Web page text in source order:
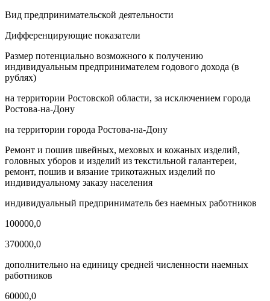
Вид предпринимательской деятельности
Дифференцирующие показатели
Размер потенциально возможного к получению
индивидуальным предпринимателем годового дохода (в
рублях)
на территории Ростовской области, за исключением города
Ростова-на-Дону
на территории города Ростова-на-Дону
Ремонт и пошив швейных, меховых и кожаных изделий,
головных уборов и изделий из текстильной галантереи,
ремонт, пошив и вязание трикотажных изделий по
индивидуальному заказу населения
индивидуальный предприниматель без наемных работников
100000,0
370000,0
дополнительно на единицу средней численности наемных
работников
60000,0